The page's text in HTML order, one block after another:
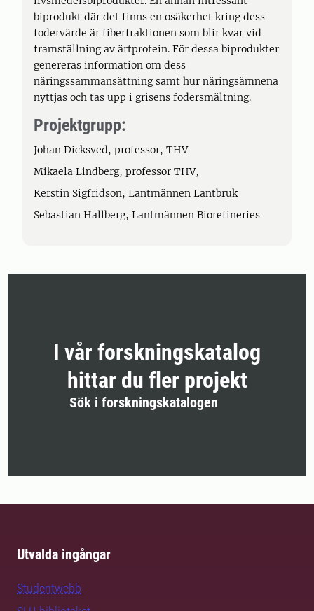
biprodukt där det finns en osäkerhet kring dess
fodervärde är fiberfraktionen som blir kvar vid
framställning av ärtprotein. För dessa biprodukter
genereras information om dess
näringssammansättning samt hur näringsämnena
nyttjas och tas upp i grisens fodersmältning.
Projektgrupp:
Johan Dicksved, professor, THV
Mikaela Lindberg, professor THV,
Kerstin Sigfridson, Lantmännen Lantbruk
Sebastian Hallberg, Lantmännen Biorefineries
I vår forskningskatalog
hittar du fler projekt
Sök i forskningskatalogen
Utvalda ingångar
Studentwebb